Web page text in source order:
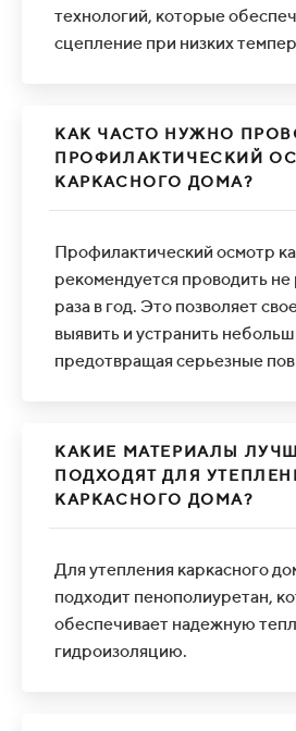
технологий, которые
сцепление при низких
КАК ЧАСТО НУЖНО
ПРОФИЛАКТИЧЕСКИЙ
КАРКАСНОГО ДОМА?
Профилактический осмотр
рекомендуется проводить
раза в год. Это позволяет
выявить и устранить
предотвращая серьезные
КАКИЕ МАТЕРИАЛЫ
ПОДХОДЯТ ДЛЯ
КАРКАСНОГО ДОМА?
Для утепления каркасного
подходит пенополиуретан,
обеспечивает надежную
гидроизоляцию.